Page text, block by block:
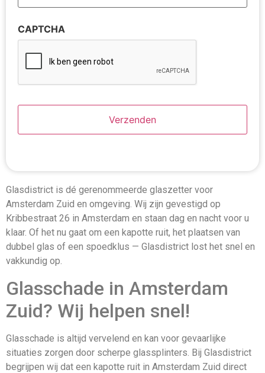
CAPTCHA
Glasdistrict is dé gerenommeerde glaszetter voor
Amsterdam Zuid en omgeving. Wij zijn gevestigd op
Kribbestraat 26 in Amsterdam en staan dag en nacht voor u
klaar. Of het nu gaat om een kapotte ruit, het plaatsen van
dubbel glas of een spoedklus — Glasdistrict lost het snel en
vakkundig op.
Glasschade in Amsterdam
Zuid? Wij helpen snel!
Glasschade is altijd vervelend en kan voor gevaarlijke
situaties zorgen door scherpe glassplinters. Bij Glasdistrict
begrijpen wij dat een kapotte ruit in Amsterdam Zuid direct